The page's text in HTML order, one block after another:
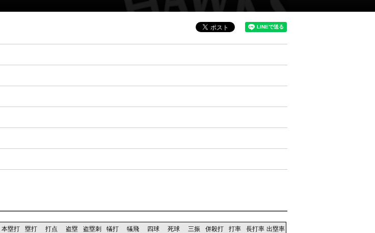
本塁打 塁打 打点 盗塁 盗塁刺 犠打 犠飛 四球 死球 三振 併殺打 打率 長打率 出塁率